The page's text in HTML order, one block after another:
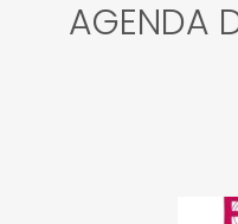
AGENDA